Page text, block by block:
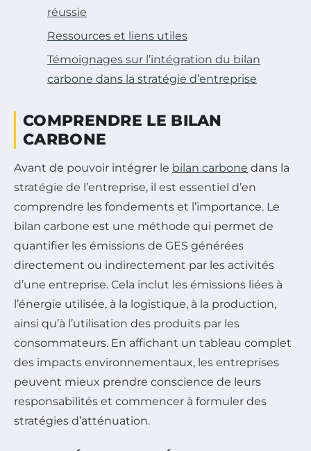
réussie
Ressources et liens utiles
Témoignages sur l’intégration du bilan
carbone dans la stratégie d’entreprise
COMPRENDRE LE BILAN
CARBONE
Avant de pouvoir intégrer le bilan carbone dans la
stratégie de l’entreprise, il est essentiel d’en
comprendre les fondements et l’importance. Le
bilan carbone est une méthode qui permet de
quantifier les émissions de GES générées
directement ou indirectement par les activités
d’une entreprise. Cela inclut les émissions liées à
l’énergie utilisée, à la logistique, à la production,
ainsi qu’à l’utilisation des produits par les
consommateurs. En affichant un tableau complet
des impacts environnementaux, les entreprises
peuvent mieux prendre conscience de leurs
responsabilités et commencer à formuler des
stratégies d’atténuation.